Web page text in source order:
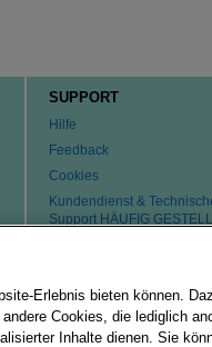
SUPPORT
Hilfe
Feedback
Cookies
Kundendienst &
Support HÄUFIG
Kontaktaufnahme
Merck-Gruppe
Erlebnis bieten können.
Cookies, die lediglich
Inhalte dienen. Sie